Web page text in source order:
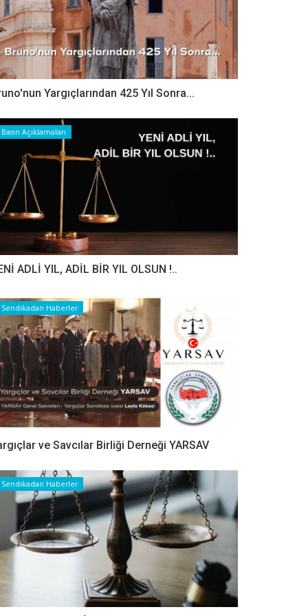
Yargıçlarından 425 Yıl Sonra...
Basın Açıklamaları
ADLİ YIL, ADİL BİR YIL OLSUN !..
Sendikadan Haberler
ve Savcılar Birliği Derneği YARSAV
Sendikadan Haberler